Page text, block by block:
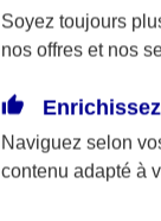
Soyez toujours
nos offres et nos
Naviguez selon
contenu adapté à